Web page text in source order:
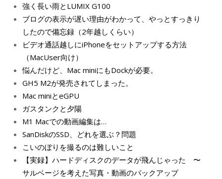
強く長い雨とLUMIX G100
ブログの表示が遅い理由がわかって、やっとすっきり
したので備忘録（2年越しくらい）
ビデオ通話越しにiPhoneをセットアップする方法
（MacUser向け）
悩んだけど、Mac miniにもDockが必要。
GH5 M2が発売されてしまった。
Mac miniとeGPU
ガスタンクと夕陽
M1 Macでの動画編集は…
SanDiskのSSD、どれを選ぶ？問題
こいのぼりを撮るのは難しいこと
【実録】ハードディスクのデータが飛んじゃった 〜
サルベージを考えた写真・動画のバックアップ